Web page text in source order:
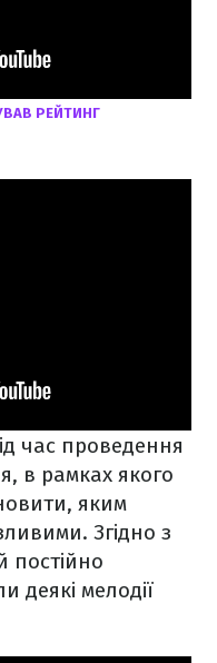
РЕЙТИНГ
час проведення
в рамках якого
яким
Згідно з
постійно
деякі мелодії